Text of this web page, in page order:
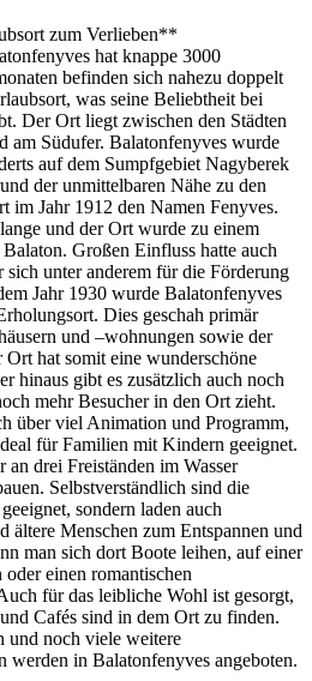
zum Verlieben**
hat knappe 3000
befinden sich nahezu doppelt
was seine Beliebtheit bei
Der Ort liegt zwischen den Städten
am Südufer. Balatonfenyves wurde
auf dem Sumpfgebiet Nagyberek
der unmittelbaren Nähe zu den
im Jahr 1912 den Namen Fenyves.
und der Ort wurde zu einem
Großen Einfluss hatte auch
unter anderem für die Förderung
Jahr 1930 wurde Balatonfenyves
Dies geschah primär
und –wohnungen sowie der
hat somit eine wunderschöne
hinaus gibt es zusätzlich auch noch
mehr Besucher in den Ort zieht.
über viel Animation und Programm,
für Familien mit Kindern geeignet.
drei Freiständen im Wasser
Selbstverständlich sind die
sondern laden auch
ältere Menschen zum Entspannen und
man sich dort Boote leihen, auf einer
einen romantischen
für das leibliche Wohl ist gesorgt,
Cafés sind in dem Ort zu finden.
und noch viele weitere
werden in Balatonfenyves angeboten.